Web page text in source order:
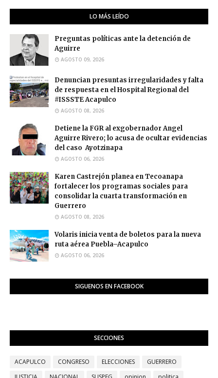
LO MÁS LEÍDO
Preguntas políticas ante la detención de
Aguirre
AGOSTO 09, 2026
Denuncian presuntas irregularidades y falta
de respuesta en el Hospital Regional del
#ISSSTE Acapulco
AGOSTO 08, 2026
Detiene la FGR al exgobernador Angel
Aguirre Rivero; lo acusa de ocultar evidencias
del caso Ayotzinapa
AGOSTO 06, 2026
Karen Castrejón planea en Tecoanapa
fortalecer los programas sociales para
consolidar la cuarta transformación en
Guerrero
AGOSTO 08, 2026
Volaris inicia venta de boletos para la nueva
ruta aérea Puebla–Acapulco
AGOSTO 06, 2026
SIGUENOS EN FACEBOOK
SECCIONES
ACAPULCO CONGRESO ELECCIONES
GUERRERO